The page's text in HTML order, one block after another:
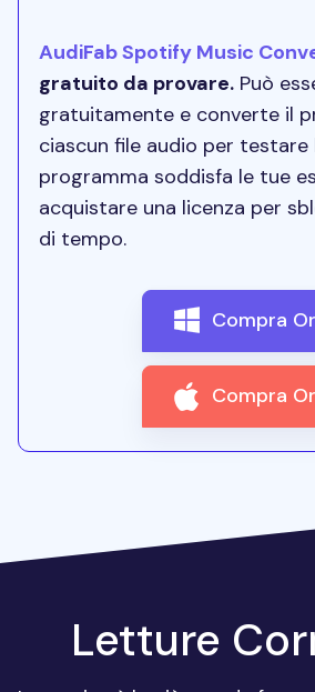
AudiFab Spotify Music
gratuito da provare. Può
gratuitamente e converte il
ciascun file audio per testare
programma soddisfa le tue
acquistare una licenza per
di tempo.
Compra
Compra
Letture